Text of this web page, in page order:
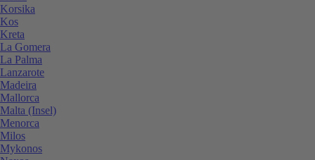
Korsika
Kos
Kreta
La Gomera
La Palma
Lanzarote
Madeira
Mallorca
Malta (Insel)
Menorca
Milos
Mykonos